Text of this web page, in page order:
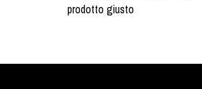
prodotto giusto